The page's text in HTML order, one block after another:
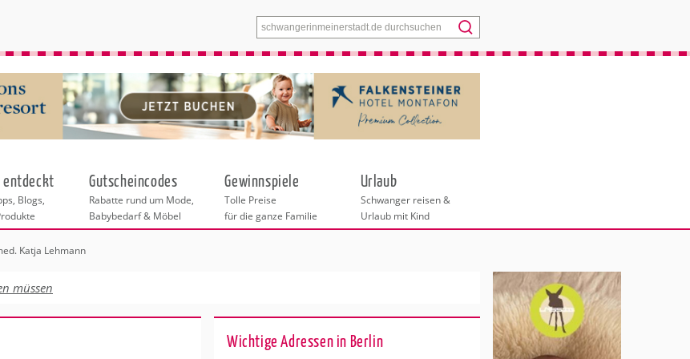
Menü
entdeckt
Blogs,
Gutscheincodes
Rabatte rund um Mode,
Babybedarf & Möbel
Gewinnspiele
Tolle Preise
für die ganze Familie
Urlaub
Schwanger reisen &
Urlaub mit Kind
Katja Lehmann
müssen
Wichtige Adressen in Berlin